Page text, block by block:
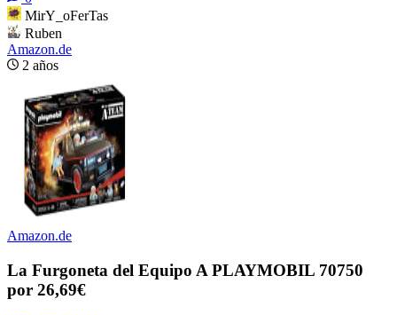
MirY_oFerTas
Ruben
Amazon.de
2 años
Amazon.de
La Furgoneta del Equipo A PLAYMOBIL 70750
por 26,69€